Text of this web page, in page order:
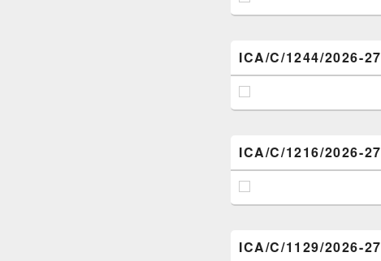
ICA/C/1244/2026-27
ICA/C/1216/2026-27
ICA/C/1129/2026-27